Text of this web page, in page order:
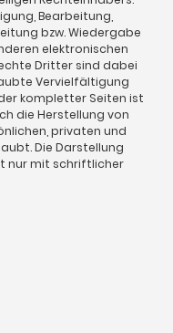
Bearbeitung,
bzw. Wiedergabe
elektronischen
Dritter sind dabei
Vervielfältigung
kompletter Seiten ist
die Herstellung von
privaten und
Die Darstellung
nur mit schriftlicher